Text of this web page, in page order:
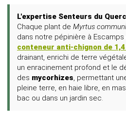
L'expertise Senteurs du
Chaque plant de Myrtus
dans notre pépinière à Escamps
conteneur anti-chignon de 1,4
drainant, enrichi de terre
un enracinement profond et le
des mycorhizes, permettant
pleine terre, en haie libre, en
bac ou dans un jardin sec.